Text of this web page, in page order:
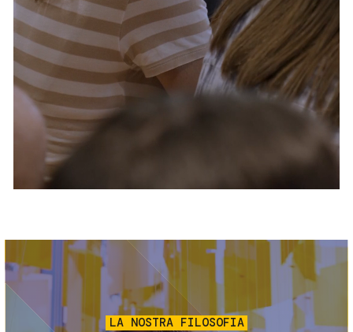
Servizi e accessibilità
Contatti
FAQ
Biglietti
Immagine
LA NOSTRA FILOSOFIA